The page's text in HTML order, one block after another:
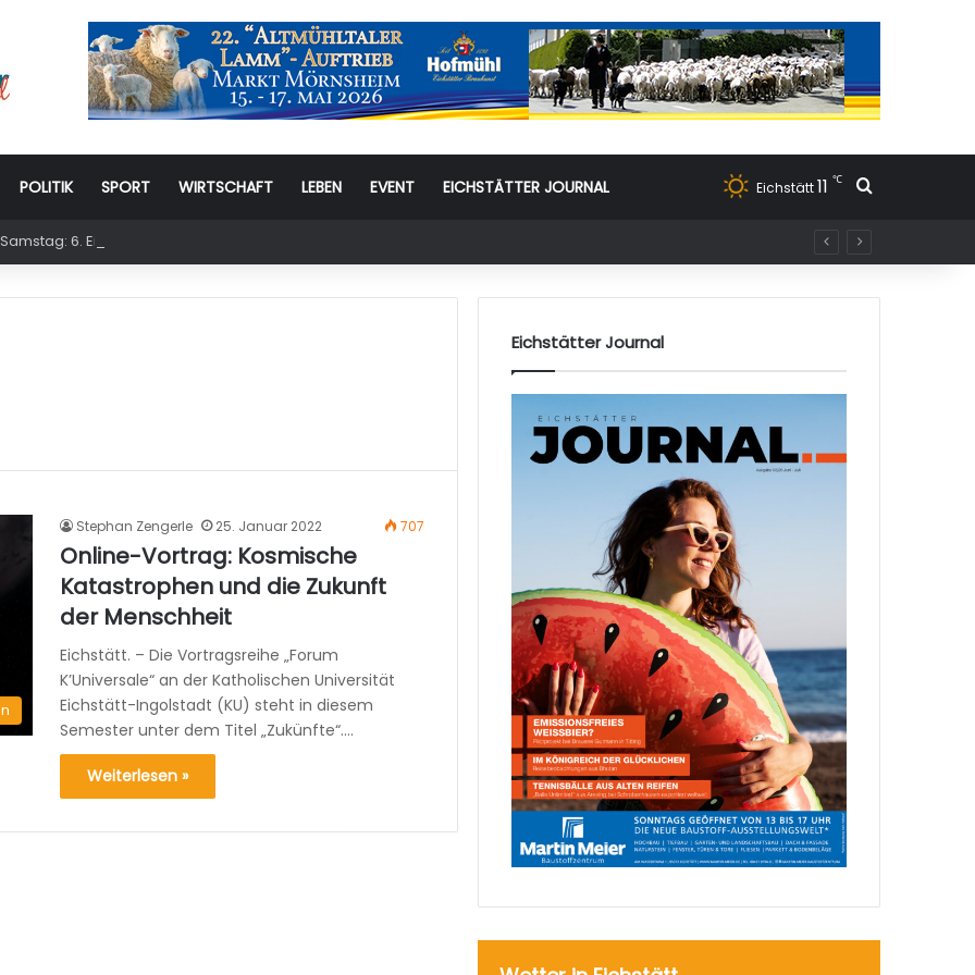
POLITIK SPORT WIRTSCHAFT LEBEN EVENT EICHSTÄTTER JOURNAL Eichstätt11 ℃ Suchen
6. Eichstätter Kinder- und Jugendtag – für ganze Familie
Stephan Zengerle 25. Januar 2022 707
Online-Vortrag: Kosmische
Katastrophen und die Zukunft
der Menschheit
Eichstätt. – Die Vortragsreihe „Forum
K’Universale“ an der Katholischen Universität
Eichstätt-Ingolstadt (KU) steht in diesem
Semester unter dem Titel „Zukünfte“.…
Weiterlesen »
Eichstätter Journal